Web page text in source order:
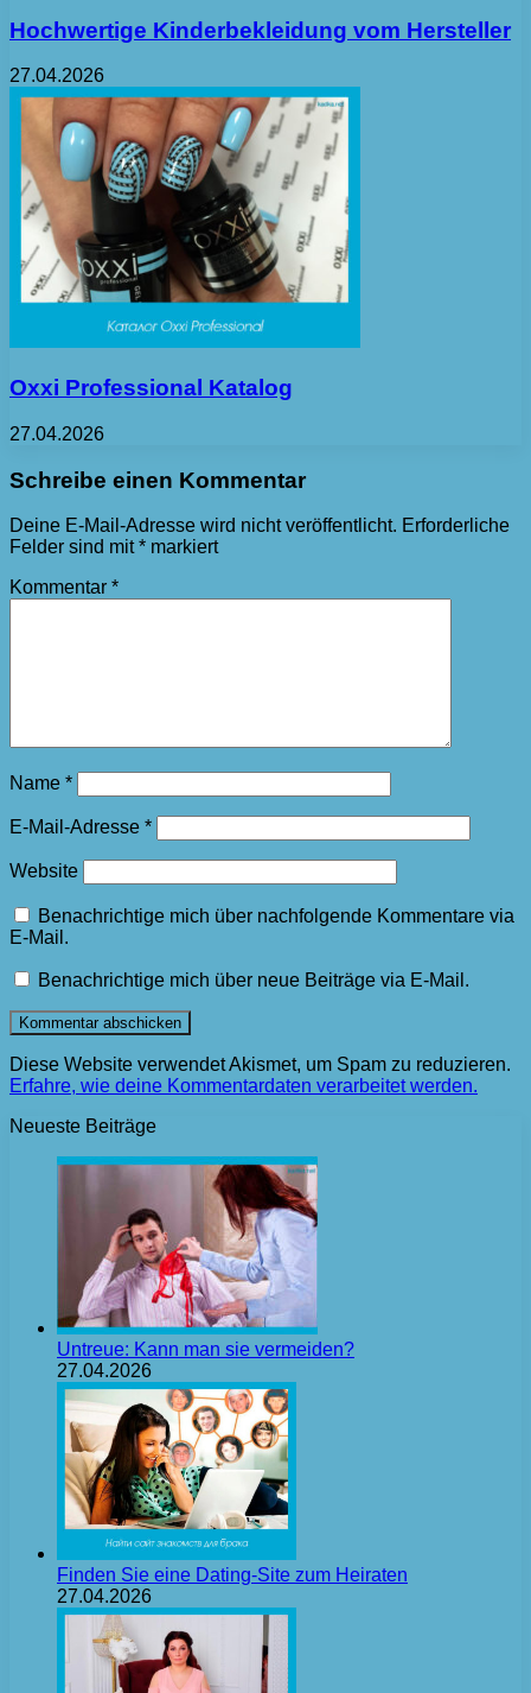
Hochwertige Kinderbekleidung vom Hersteller
27.04.2026
Oxxi Professional Katalog
27.04.2026
Schreibe einen Kommentar
Deine E-Mail-Adresse wird nicht veröffentlicht. Erforderliche
Felder sind mit* markiert
Kommentar *
Name *
E-Mail-Adresse *
Website
Benachrichtige mich über nachfolgende Kommentare via
E-Mail.
Benachrichtige mich über neue Beiträge via E-Mail.
Diese Website verwendet Akismet, um Spam zu reduzieren.
Erfahre, wie deine Kommentardaten verarbeitet werden.
Neueste Beiträge
Untreue: Kann man sie vermeiden?
27.04.2026
Finden Sie eine Dating-Site zum Heiraten
27.04.2026